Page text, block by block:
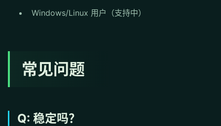
Windows/Linux 用户（支持中）
常见问题
Q: 稳定吗？